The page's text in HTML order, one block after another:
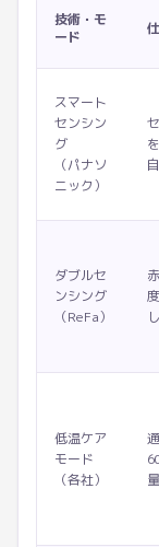
技術・モ
ード
スマート
センシン
グ
（パナソ
ニック）
ダブルセ
ンシング
（ReFa）
低温ケア
モード
（各社）